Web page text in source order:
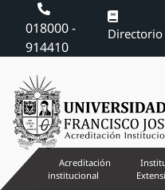
018000 -
914410
Directorio
Acreditación
institucional